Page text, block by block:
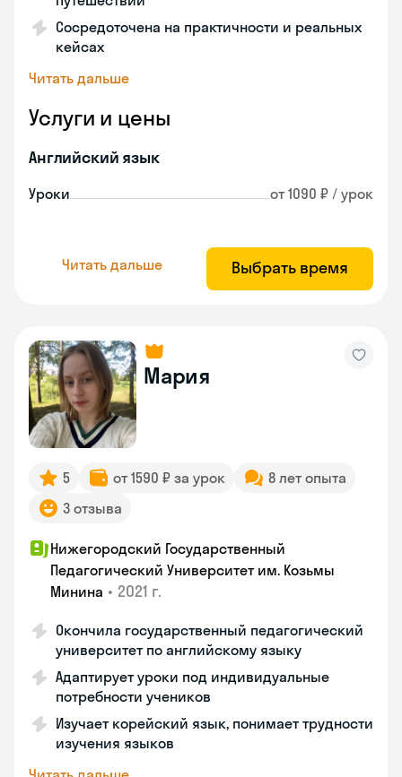
Сосредоточена на практичности и реальных
кейсах
Читать дальше
Услуги и цены
Английский язык
Уроки от 1090 ₽ / урок
Читать дальше Выбрать время
Мария
5 от 1590 ₽ за урок
8 лет опыта
3 отзыва
Нижегородский Государственный
Педагогический Университет им. Козьмы
Минина • 2021 г.
Окончила государственный педагогический
университет по английскому языку
Адаптирует уроки под индивидуальные
потребности учеников
Изучает корейский язык, понимает трудности
изучения языков